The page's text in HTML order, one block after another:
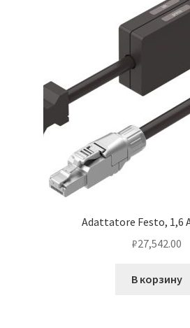
Adattatore Festo, 1,6
₽27,542.00
В корзину